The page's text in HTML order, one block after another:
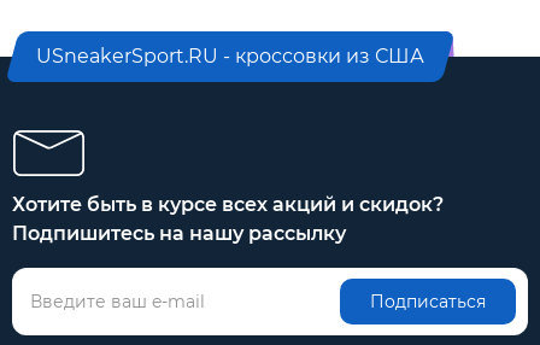
USneakerSport.RU - кроссовки из США
Хотите быть в курсе всех акций и скидок?
Подпишитесь на нашу рассылку
Подписаться